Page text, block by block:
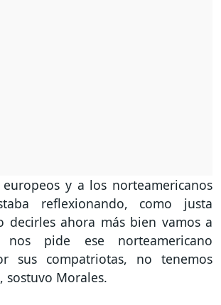
y a los norteamericanos
reflexionando, como justa
decirles ahora más bien vamos a
pide ese norteamericano
sus compatriotas, no tenemos
Morales.